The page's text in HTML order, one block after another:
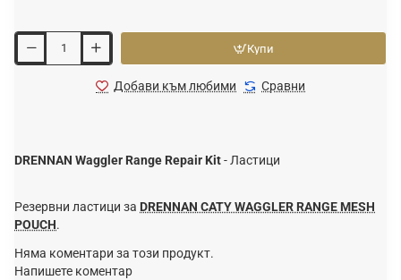
Купи
Добави към любими Сравни
DRENNAN Waggler Range Repair Kit- Ластици
Резервни ластици за DRENNAN CATY WAGGLER RANGE MESH
POUCH.
Няма коментари за този продукт.
Напишете коментар